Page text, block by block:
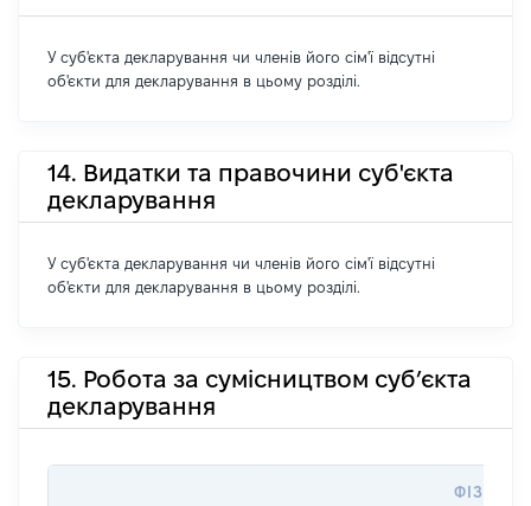
У суб'єкта декларування чи членів його сім'ї відсутні
об'єкти для декларування в цьому розділі.
14. Видатки та правочини суб'єкта
декларування
У суб'єкта декларування чи членів його сім'ї відсутні
об'єкти для декларування в цьому розділі.
15. Робота за сумісництвом суб’єкта
декларування